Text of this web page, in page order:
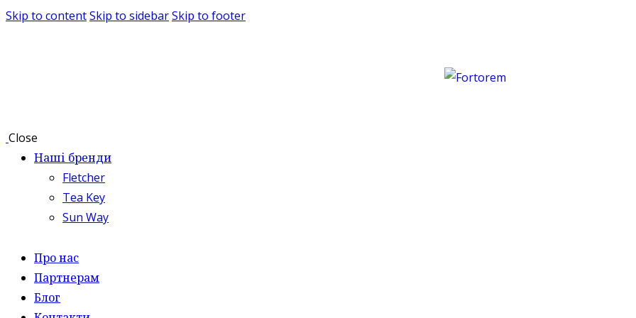
Skip to contentSkip to sidebarSkip to footer
Close
Наші бренди
Fletcher
Tea Key
Sun Way
Про нас
Партнерам
Блог